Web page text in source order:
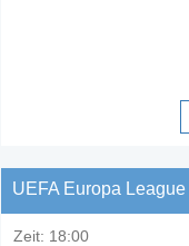
UEFA Europa
Zeit: 18:00